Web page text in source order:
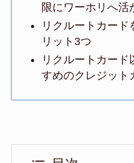
限にワーホリへ活
リクルートカード
リット3つ
リクルートカー
すめのクレジット